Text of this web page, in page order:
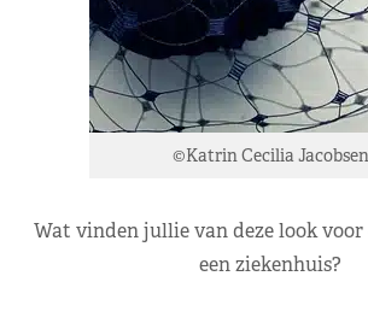
©Katrin Cecilia Jacobsen
Wat vinden jullie van deze look
een ziekenhuis?